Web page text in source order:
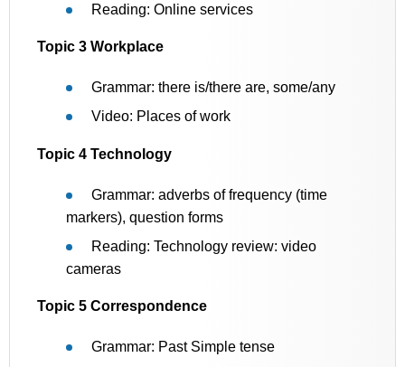
Reading: Online services
Topic 3 Workplace
Grammar: there is/there are, some/any
Video: Places of work
Topic 4 Technology
Grammar: adverbs of frequency (time
markers), question forms
Reading: Technology review: video
cameras
Topic 5 Correspondence
Grammar: Past Simple tense